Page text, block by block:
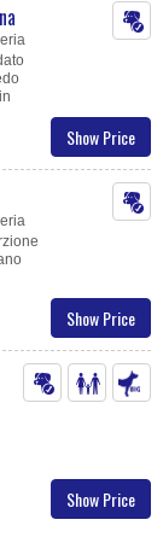
Show Price
Show Price
Show Price